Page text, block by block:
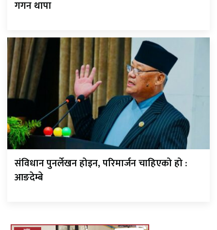
गगन थापा
संविधान पुनर्लेखन होइन, परिमार्जन चाहिएको हो :
आङदेम्बे